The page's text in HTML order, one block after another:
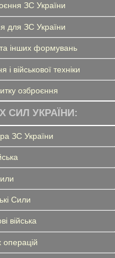
ЗС України
для ЗС України
інших формувань
військової техніки
озброєння
СИЛ УКРАЇНИ:
ЗС України
Сили
війська
операцій